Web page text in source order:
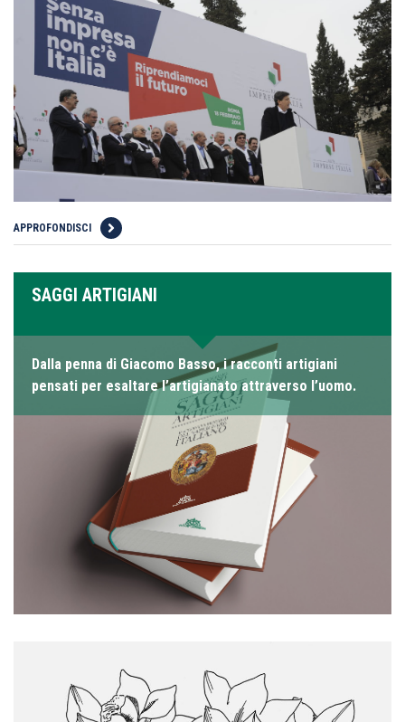
APPROFONDISCI
SAGGI ARTIGIANI
Dalla penna di Giacomo Basso, i racconti artigiani
pensati per esaltare l’artigianato attraverso l’uomo.